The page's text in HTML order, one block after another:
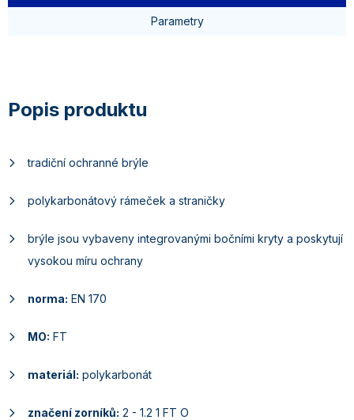
Parametry
tradiční ochranné brýle
polykarbonátový rámeček a straničky
brýle jsou vybaveny integrovanými bočními kryty a poskytují
vysokou míru ochrany
norma: EN 170
MO: FT
materiál: polykarbonát
značení zorníků: 2 - 1.2 1 FT O